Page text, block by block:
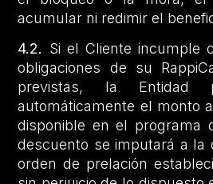
acumular ni redimir el
4.2. Si el Cliente incumple
obligaciones de su
previstas, la Entidad
automáticamente el monto
disponible en el programa
descuento se imputará a la
orden de prelación